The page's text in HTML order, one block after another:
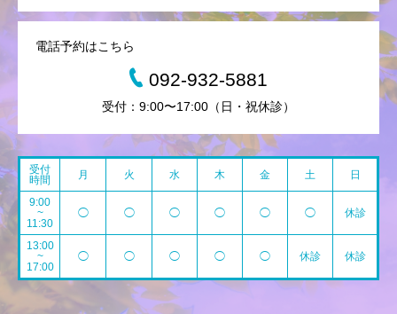
電話予約はこちら
092-932-5881
受付：9:00〜17:00（日・祝休診）
受付
時間
月 火 水 木 金 土 日
9:00
~
11:30
◯ ◯ ◯ ◯ ◯ ◯ 休診
13:00
~
17:00
◯ ◯ ◯ ◯ ◯ 休診 休診